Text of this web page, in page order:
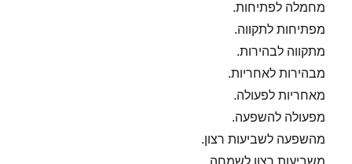
מחמלה לפתיחות.
מפתיחות לתקווה.
מתקווה לבהירות.
מבהירות לאחריות.
מאחריות לפעולה.
מפעולה להשפעה.
מהשפעה לשביעות רצון.
משביעות רצון לשמחה.